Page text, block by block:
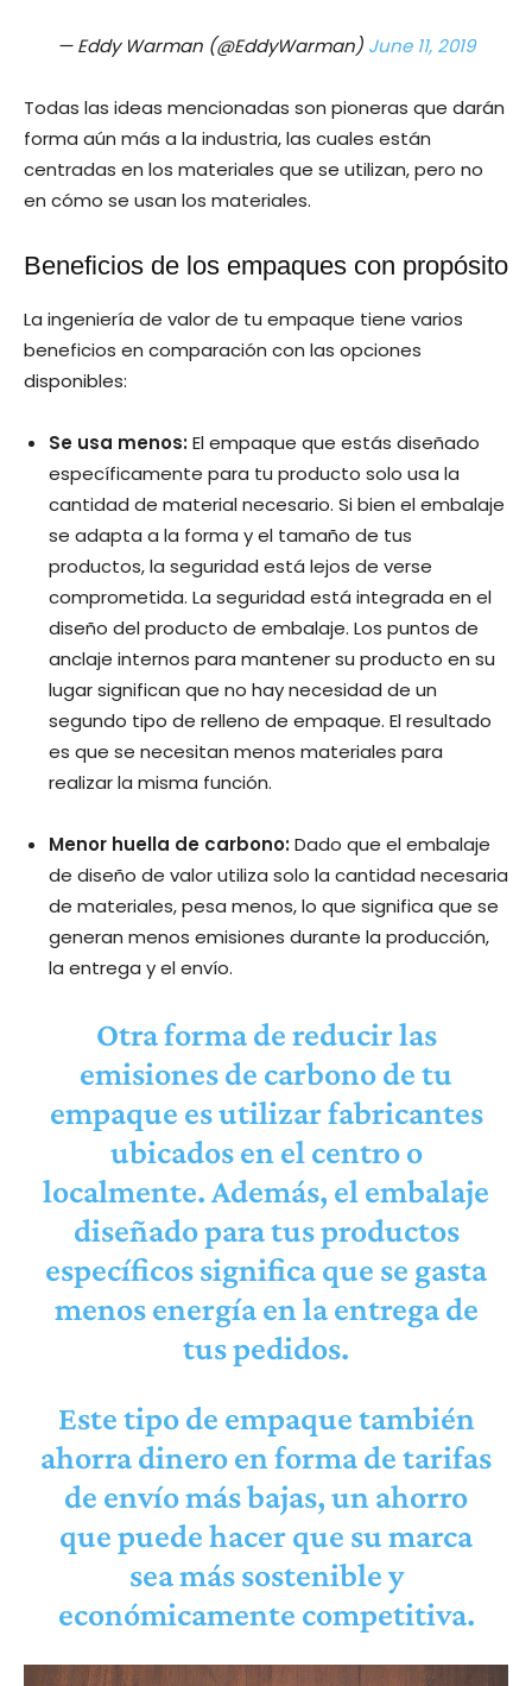
— Eddy Warman (@EddyWarman) June 11, 2019
Todas las ideas mencionadas son pioneras que darán
forma aún más a la industria, las cuales están
centradas en los materiales que se utilizan, pero no
en cómo se usan los materiales.
Beneficios de los empaques con propósito
La ingeniería de valor de tu empaque tiene varios
beneficios en comparación con las opciones
disponibles:
Se usa menos:El empaque que estás diseñado
específicamente para tu producto solo usa la
cantidad de material necesario. Si bien el embalaje
se adapta a la forma y el tamaño de tus
productos, la seguridad está lejos de verse
comprometida. La seguridad está integrada en el
diseño del producto de embalaje. Los puntos de
anclaje internos para mantener su producto en su
lugar significan que no hay necesidad de un
segundo tipo de relleno de empaque. El resultado
es que se necesitan menos materiales para
realizar la misma función.
Menor huella de carbono:Dado que el embalaje
de diseño de valor utiliza solo la cantidad necesaria
de materiales, pesa menos, lo que significa que se
generan menos emisiones durante la producción,
la entrega y el envío.
Otra forma de reducir las
emisiones de carbono de tu
empaque es utilizar fabricantes
ubicados en el centro o
localmente. Además, el embalaje
diseñado para tus productos
específicos significa que se gasta
menos energía en la entrega de
tus pedidos.
Este tipo de empaque también
ahorra dinero en forma de tarifas
de envío más bajas, un ahorro
que puede hacer que su marca
sea más sostenible y
económicamente competitiva.